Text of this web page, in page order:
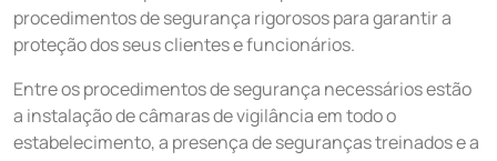
procedimentos de segurança rigorosos para garantir a
proteção dos seus clientes e funcionários.
Entre os procedimentos de segurança necessários estão
a instalação de câmaras de vigilância em todo o
estabelecimento, a presença de seguranças treinados e a